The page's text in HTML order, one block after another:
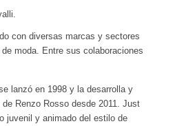
con diversas marcas y sectores
moda. Entre sus colaboraciones
lanzó en 1998 y la desarrolla y
Renzo Rosso desde 2011. Just
juvenil y animado del estilo de